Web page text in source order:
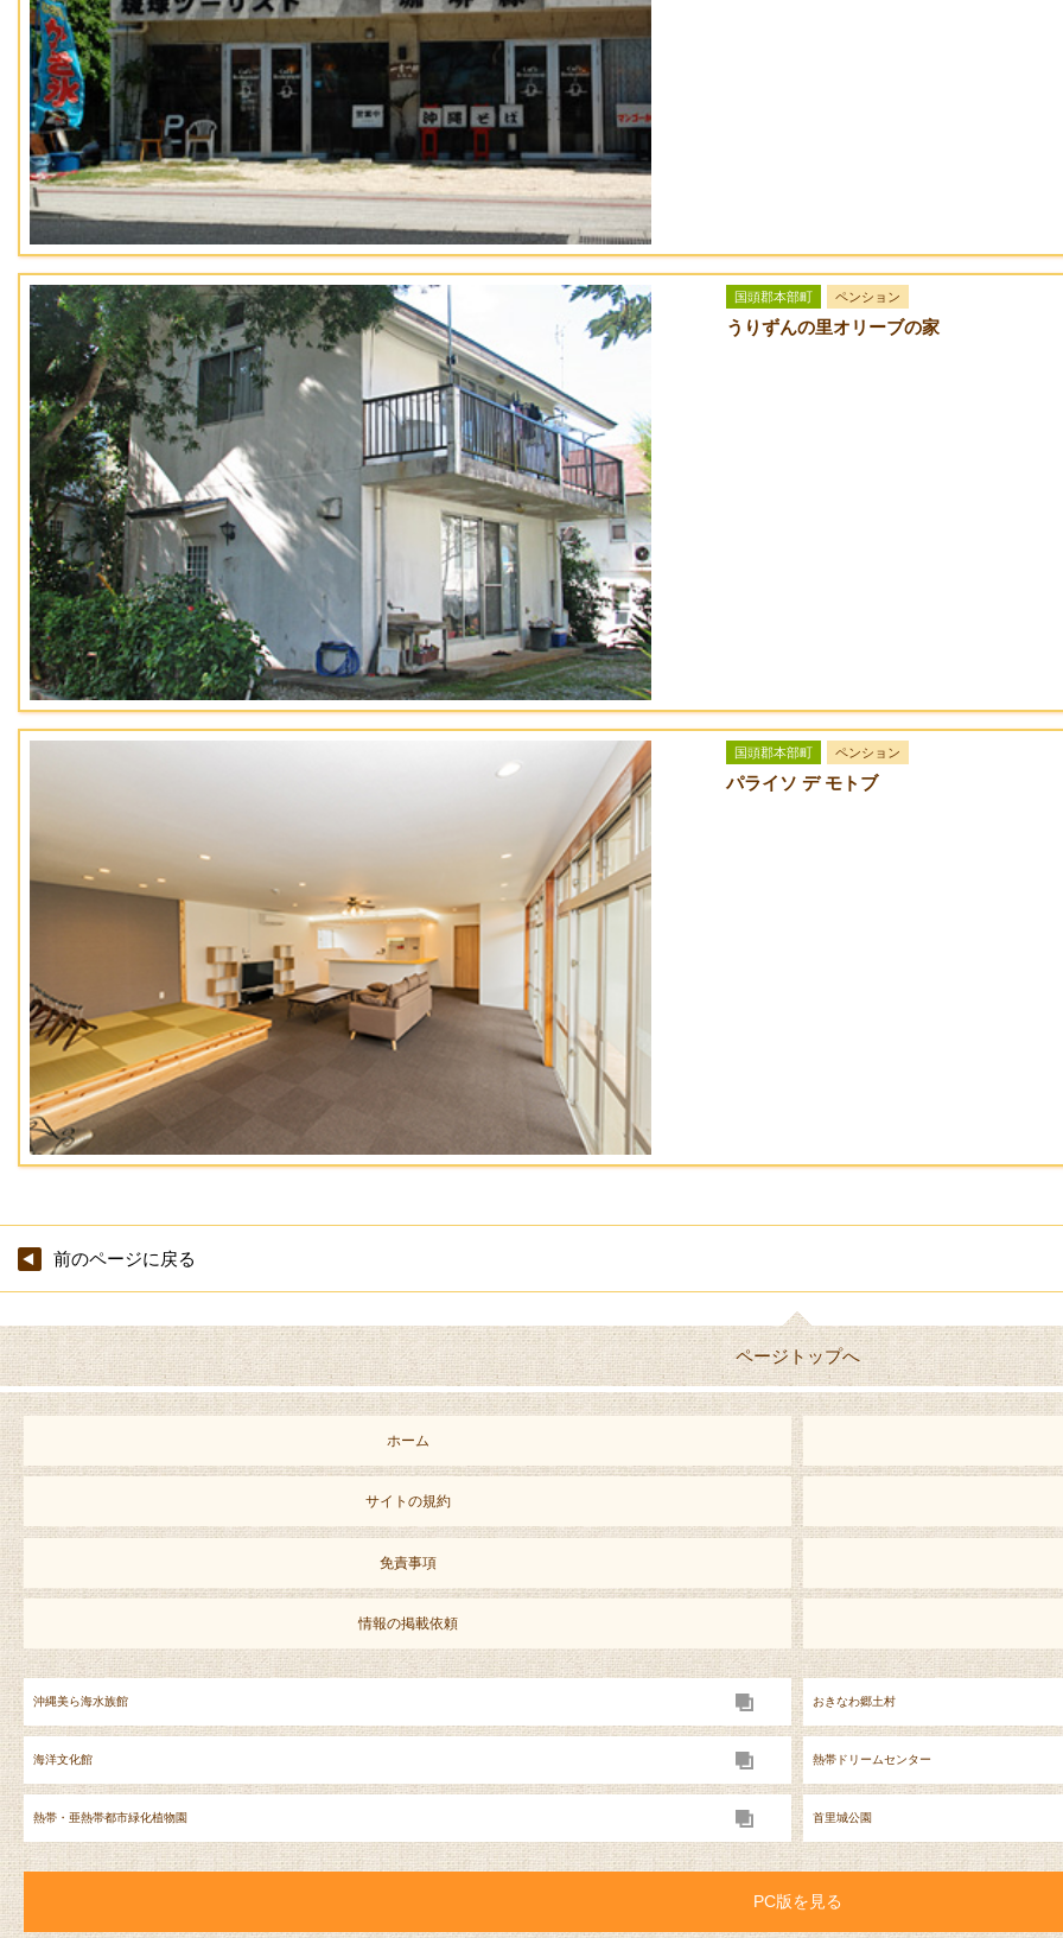
国頭郡本部町 ペンション
うりずんの里オリーブの家
国頭郡本部町 ペンション
パライソ デ モトブ
前のページに戻る
ページトップへ
ホーム
サイトの規約
免責事項
情報の掲載依頼
沖縄美ら海水族館 おきなわ郷土村
海洋文化館 熱帯ドリームセンター
熱帯・亜熱帯都市緑化植物園 首里城公園
PC版を見る